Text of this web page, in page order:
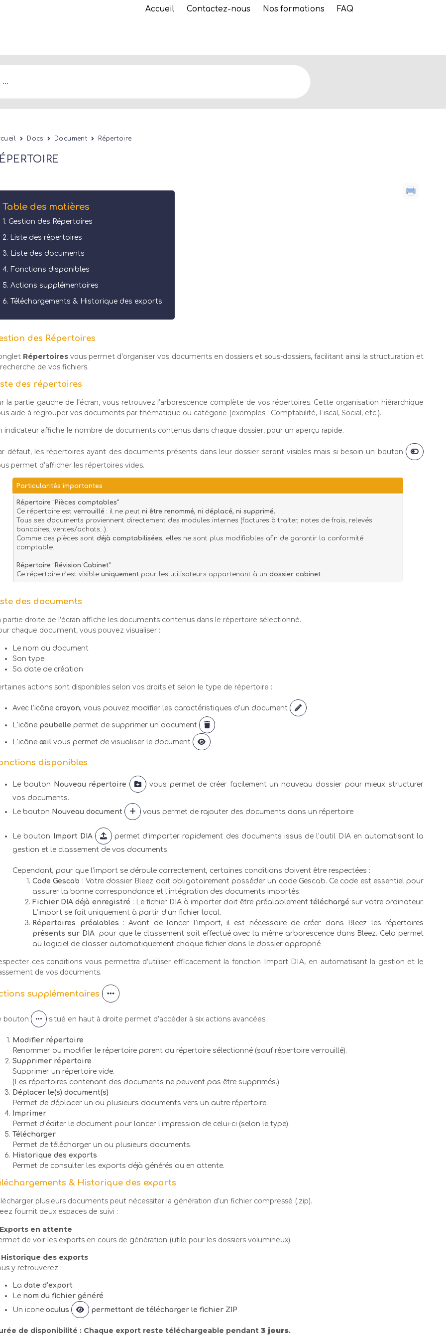
Accueil Contactez-nous Nos formations FAQ
Docs Document Répertoire
Table des matières
Gestion des Répertoires
Liste des répertoires
Liste des documents
Fonctions disponibles
Actions supplémentaires
Téléchargements & Historique des exports
des Répertoires
Répertoires vous permet d’organiser vos documents en dossiers et sous-dossiers, facilitant ainsi la structuration et
de vos fichiers.
des répertoires
la partie gauche de l’écran, vous retrouvez l’arborescence complète de vos répertoires. Cette organisation hiérarchique
aide à regrouper vos documents par thématique ou catégorie (exemples : Comptabilité, Fiscal, Social, etc.).
indicateur affiche le nombre de documents contenus dans chaque dossier, pour un aperçu rapide.
défaut, les répertoires ayant des documents présents dans leur dossier seront visibles mais si besoin un bouton
permet d’afficher les répertoires vides.
Particularités importantes
Répertoire “Pièces comptables”
Ce répertoire estverrouillé: il ne peutni être renommé, ni déplacé, ni supprimé.
Tous ses documents proviennent directement des modules internes (factures à traiter, notes de frais, relevés
bancaires, ventes/achats…).
Comme ces pièces sontdéjà comptabilisées, elles ne sont plus modifiables afin de garantir la conformité
comptable.
Répertoire “Révision Cabinet”
Ce répertoire n’est visibleuniquement pour les utilisateurs appartenant à undossier cabinet
des documents
partie droite de l’écran affiche les documents contenus dans le répertoire sélectionné.
chaque document, vous pouvez visualiser :
Le nom du document
Son type
Sa date de création
actions sont disponibles selon vos droits et selon le type de répertoire :
Avec l’icônecrayon, vous pouvez modifier les caractéristiques d’un document
L’icône poubelle permet de supprimer un document
L’icôneœil vous permet de visualiser le document
disponibles
Le bouton Nouveau répertoire
vous permet de créer facilement un nouveau dossier pour mieux structurer
vos documents.
Le bouton Nouveau document vous permet de rajouter des documents dans un répertoire
Le bouton Import DIA
permet d’importer rapidement des documents issus de l’outil DIA en automatisant la
gestion et le classement de vos documents.
Cependant, pour que l’import se déroule correctement, certaines conditions doivent être respectées :
Code Gescab : Votre dossier Bleez doit obligatoirement posséder un code Gescab. Ce code est essentiel pour
assurer la bonne correspondance et l’intégration des documents importés.
Fichier DIA déjà enregistré : Le fichier DIA à importer doit être préalablement téléchargé sur votre ordinateur.
L’import se fait uniquement à partir d’un fichier local.
Répertoires préalables : Avant de lancer l’import, il est nécessaire de créer dans Bleez les répertoires
présents sur DIApour que le classement soit effectué avec la même arborescence dans Bleez. Cela permet
au logiciel de classer automatiquement chaque fichier dans le dossier approprié
ces conditions vous permettra d’utiliser efficacement la fonction Import DIA, en automatisant la gestion et le
de vos documents.
supplémentaires
bouton situé en haut à droite permet d’accéder à six actions avancées :
Modifier répertoire
Renommer ou modifier le répertoire parent du répertoire sélectionné (sauf répertoire verrouillé).
Supprimer répertoire
Supprimer un répertoire vide.
(Les répertoires contenant des documents ne peuvent pas être supprimés.)
Déplacer le(s) document(s)
Permet de déplacer un ou plusieurs documents vers un autre répertoire.
Imprimer
Permet d’éditer le document pour lancer l’impression de celui-ci (selon le type).
Télécharger
Permet de télécharger un ou plusieurs documents.
Historique des exports
Permet de consulter les exports déjà générés ou en attente.
& Historique des exports
plusieurs documents peut nécessiter la génération d’un fichier compressé (.zip).
fournit deux espaces de suivi :
Exports en attente
de voir les exports en cours de génération (utile pour les dossiers volumineux).
Historique des exports
y retrouverez :
Ladate d’export
Le nom du fichier généré
Un iconeoculus permettant de télécharger le fichier ZIP
de disponibilité : Chaque export reste téléchargeable pendant3 jours.